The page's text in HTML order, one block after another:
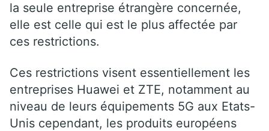
la seule entreprise étrangère concernée,
elle est celle qui est le plus affectée par
ces restrictions.
Ces restrictions visent essentiellement les
entreprises Huawei et ZTE, notamment au
niveau de leurs équipements 5G aux Etats-
Unis cependant, les produits européens